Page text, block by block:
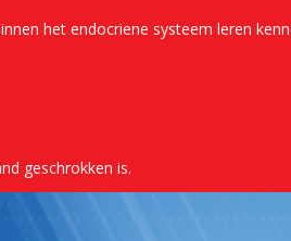
het endocriene systeem leren
geschrokken is.